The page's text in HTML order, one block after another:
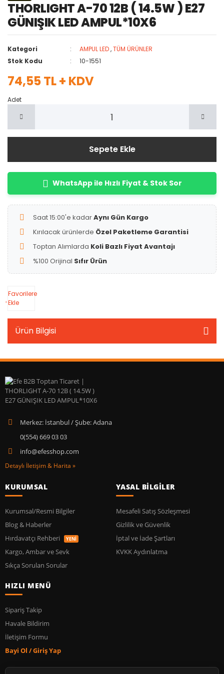
THORLIGHT A-70 12B ( 14.5W ) E27
GÜNIŞIK LED AMPUL*10X6
Kategori AMPUL LED,TÜM ÜRÜNLER
Stok Kodu
10-1551
74,55 TL + KDV
Adet
Sepete Ekle
WhatsApp ile Hızlı Fiyat & Stok Sor
Saat 15:00'e kadarAynı Gün Kargo
Kırılacak ürünlerde Özel Paketleme Garantisi
Toptan Alımlarda Koli Bazlı Fiyat Avantajı
%100 Orijinal Sıfır Ürün
Favorilere
Ekle
Ürün Bilgisi
Merkez: İstanbul / Şube: Adana
0(554) 669 03 03
info@efesshop.com
Detaylı İletişim & Harita »
KURUMSAL
Kurumsal/Resmi Bilgiler
Blog & Haberler
Hırdavatçı Rehberi
YENİ
Kargo, Ambar ve Sevk
Sıkça Sorulan Sorular
YASAL BİLGİLER
Mesafeli Satış Sözleşmesi
Gizlilik ve Güvenlik
İptal ve İade Şartları
KVKK Aydınlatma
HIZLI MENÜ
Sipariş Takip
Havale Bildirim
İletişim Formu
Bayi Ol / Giriş Yap